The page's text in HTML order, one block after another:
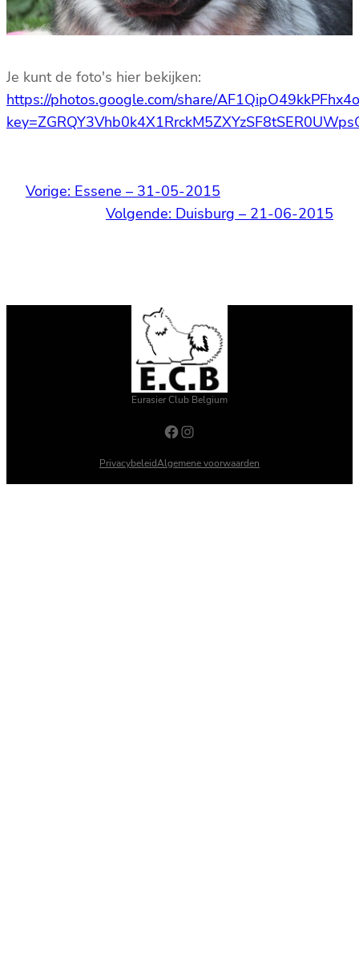
Je kunt de foto's hier bekijken:
https://photos.google.com/share/
Vorige: Essene – 31-05-2015
Volgende: Duisburg – 21-06-2015
Eurasier Club Belgium
Facebook Instagram
PrivacybeleidAlgemene voorwaarden